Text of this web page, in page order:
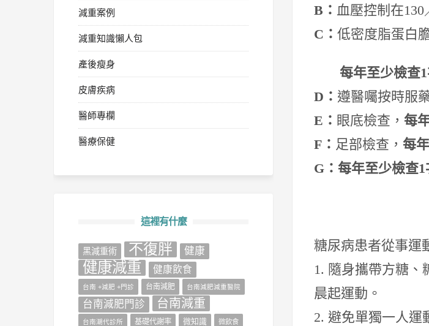
B ： 血壓控制在130
C ： 低密度脂蛋白
每年至少檢查1
D ： 遵醫囑按時服
E ： 眼底檢查， 每
F ： 足部檢查， 每
G ：每年至少檢查1
糖尿病患者從事運
1. 隨身攜帶方糖、
晨起運動。
2. 避免單獨一人運
減重案例
減重知識懶人包
產後瘦身
皮膚疾病
醫師專欄
醫療保健
這裡有什麼
‎黑減重術‬ 不復胖 健康
健康減重 健康飲食
台南 +減肥 +門診 台南減肥 台南減肥減重醫院
台南減肥門診 台南減重
台南潮代診所 基礎代謝率 微知識 微飲食